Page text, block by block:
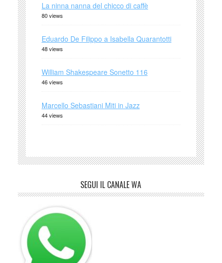
La ninna nanna del chicco di caffè
80 views
Eduardo De Filippo a Isabella Quarantotti
48 views
William Shakespeare Sonetto 116
46 views
Marcello Sebastiani Miti in Jazz
44 views
SEGUI IL CANALE WA